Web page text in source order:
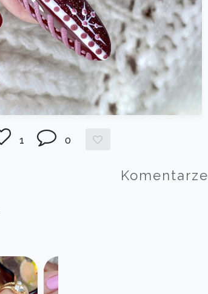
1 0
Komentarze